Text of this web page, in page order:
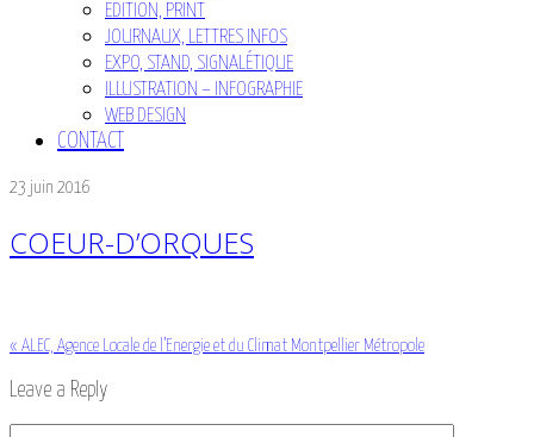
EDITION, PRINT
JOURNAUX, LETTRES INFOS
EXPO, STAND, SIGNALÉTIQUE
ILLUSTRATION – INFOGRAPHIE
WEB DESIGN
CONTACT
23 juin 2016
COEUR-D’ORQUES
« ALEC, Agence Locale de l’Energie et du Climat Montpellier Métropole
Leave a Reply